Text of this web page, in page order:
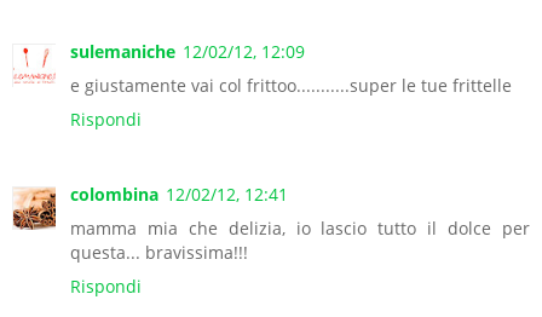
sulemaniche 12/02/12, 12:09
e giustamente vai col frittoo...........super le tue frittelle
Rispondi
colombina 12/02/12, 12:41
mamma mia che delizia, io lascio tutto il dolce per
questa... bravissima!!!
Rispondi